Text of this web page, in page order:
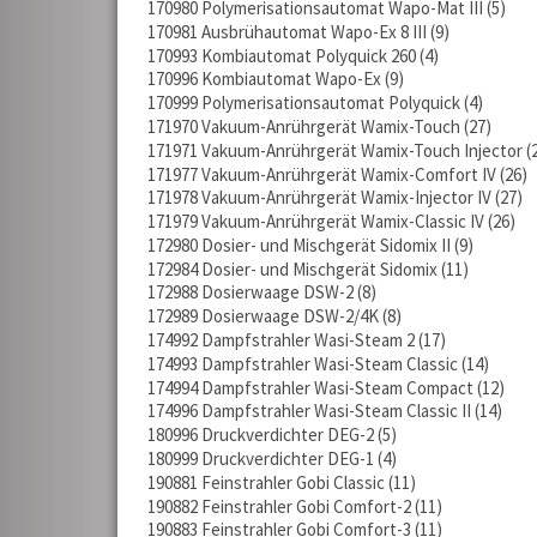
170980 Polymerisationsautomat Wapo-Mat III 5
170981 Ausbrühautomat Wapo-Ex 8 III 9
170993 Kombiautomat Polyquick 260 4
170996 Kombiautomat Wapo-Ex 9
170999 Polymerisationsautomat Polyquick 4
171970 Vakuum-Anrührgerät Wamix-Touch 27
171971 Vakuum-Anrührgerät Wamix-Touch Injector
171977 Vakuum-Anrührgerät Wamix-Comfort IV 26
171978 Vakuum-Anrührgerät Wamix-Injector IV 27
171979 Vakuum-Anrührgerät Wamix-Classic IV 26
172980 Dosier- und Mischgerät Sidomix II 9
172984 Dosier- und Mischgerät Sidomix 11
172988 Dosierwaage DSW-2 8
172989 Dosierwaage DSW-2/4K 8
174992 Dampfstrahler Wasi-Steam 2 17
174993 Dampfstrahler Wasi-Steam Classic 14
174994 Dampfstrahler Wasi-Steam Compact 12
174996 Dampfstrahler Wasi-Steam Classic II 14
180996 Druckverdichter DEG-2 5
180999 Druckverdichter DEG-1 4
190881 Feinstrahler Gobi Classic 11
190882 Feinstrahler Gobi Comfort-2 11
190883 Feinstrahler Gobi Comfort-3 11